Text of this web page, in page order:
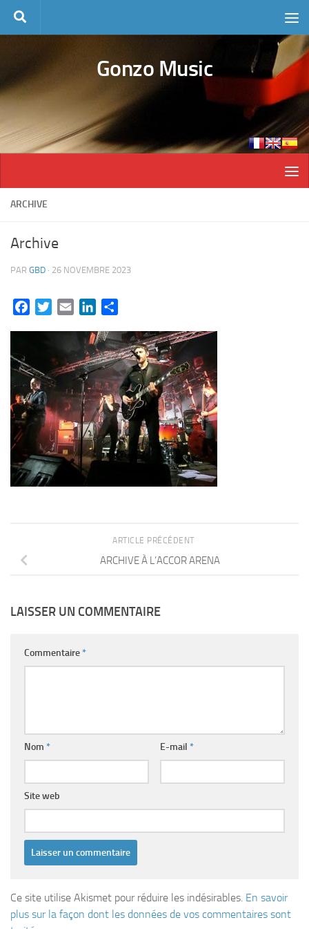
Skip to content
Gonzo Music
ARCHIVE
Archive
PAR GBD · 26 NOVEMBRE 2023
FacebookTwitterEmail LinkedIn
ARTICLE PRÉCÉDENT
ARCHIVE À L’ACCOR ARENA
LAISSER UN COMMENTAIRE
Commentaire*
Nom * E-mail *
Site web
Ce site utilise Akismet pour réduire les indésirables. En savoir
plus sur la façon dont les données de vos commentaires sont